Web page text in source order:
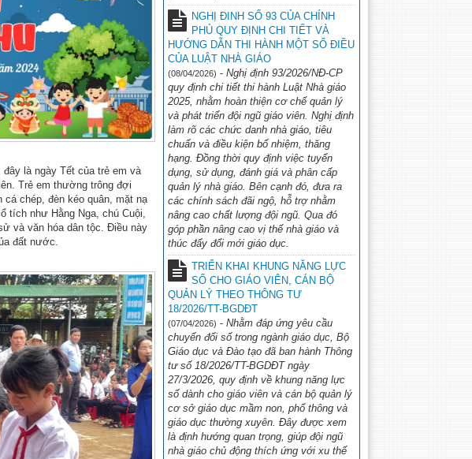
là ngày Tết của trẻ em và
Trẻ em thường trông đợi
chép, đèn kéo quân, mặt nạ
tích như Hằng Nga, chú Cuội,
và văn hóa dân tộc. Điều này
đất nước.
CÔNG AN XÃ ĐẮK SONG TRIỂN
KHAI MÔ HÌNH “CỔNG TRƯỜNG AN
TOÀN GIAO THÔNG” TẠI TRƯỜNG
THCS NGUYỄN TRÃI
Trường THCS Nguyễn Trãi Hướng
dẫn tham gia thử thách trực tuyến “S-
Race 2026″
(06/05/2026)
TRƯỜNG THCS NGUYỄN TRÃI
HƯỚNG DẪN SỬ DỤNG BỘ SGK KẾT
NỐI TRI THỨC VỚI CUỘC SỐNG
NĂM HỌC 2026-2027
(06/05/2026)
NGHỊ ĐINH SỐ 93 CỦA CHÍNH
PHỦ QUY ĐỊNH CHI TIẾT VÀ
HƯỚNG DẪN THI HÀNH MỘT SỐ ĐIỀU
CỦA LUẬT NHÀ GIÁO
(08/04/2026) - Nghị định 93/2026/NĐ-CP
quy định chi tiết thi hành Luật Nhà giáo
2025, nhằm hoàn thiện cơ chế quản lý
và phát triển đội ngũ giáo viên. Nghị định
làm rõ các chức danh nhà giáo, tiêu
chuẩn và điều kiện bổ nhiệm, thăng
hạng. Đồng thời quy định việc tuyển
dụng, sử dụng, đánh giá và phân cấp
quản lý nhà giáo. Bên cạnh đó, đưa ra
các chính sách đãi ngộ, hỗ trợ nhằm
nâng cao chất lượng đội ngũ. Qua đó
góp phần nâng cao vị thế nhà giáo và
thúc đẩy đổi mới giáo dục.
TRIỂN KHAI KHUNG NĂNG LỰC
SỐ CHO GIÁO VIÊN, CÁN BỘ
QUẢN LÝ THEO THÔNG TƯ
18/2026/TT-BGDĐT
(07/04/2026) - Nhằm đáp ứng yêu cầu
chuyển đổi số trong ngành giáo dục, Bộ
Giáo dục và Đào tạo đã ban hành Thông
tư số 18/2026/TT-BGDĐT ngày
27/3/2026, quy định về khung năng lực
số dành cho giáo viên và cán bộ quản lý
cơ sở giáo dục mầm non, phổ thông và
giáo dục thường xuyên. Đây được xem
là định hướng quan trọng, giúp đội ngũ
nhà giáo chủ động thích ứng với xu thế